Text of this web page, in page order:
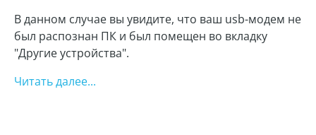
В данном случае вы увидите, что ваш usb-модем не
был распознан ПК и был помещен во вкладку
"Другие устройства".
Читать далее...